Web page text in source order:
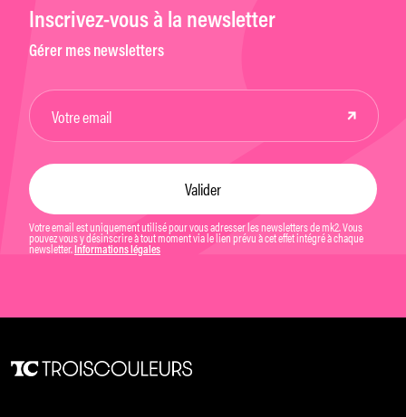
Inscrivez-vous à la newsletter
Gérer mes newsletters
Votre email est uniquement utilisé pour vous adresser les newsletters de mk2. Vous
pouvez vous y désinscrire à tout moment via le lien prévu à cet effet intégré à chaque
newsletter. Informations légales